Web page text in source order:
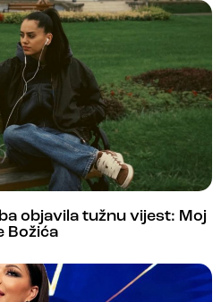
objavila tužnu vijest: Moj
Božića